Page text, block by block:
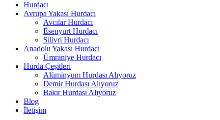
Hurdacı
Avrupa Yakası Hurdacı
Avcılar Hurdacı
Esenyurt Hurdacı
Silivri Hurdacı
Anadolu Yakası Hurdacı
Ümraniye Hurdacı
Hurda Çeşitleri
Alüminyum Hurdası Alıyoruz
Demir Hurdası Alıyoruz
Bakır Hurdası Alıyoruz
Blog
İletişim